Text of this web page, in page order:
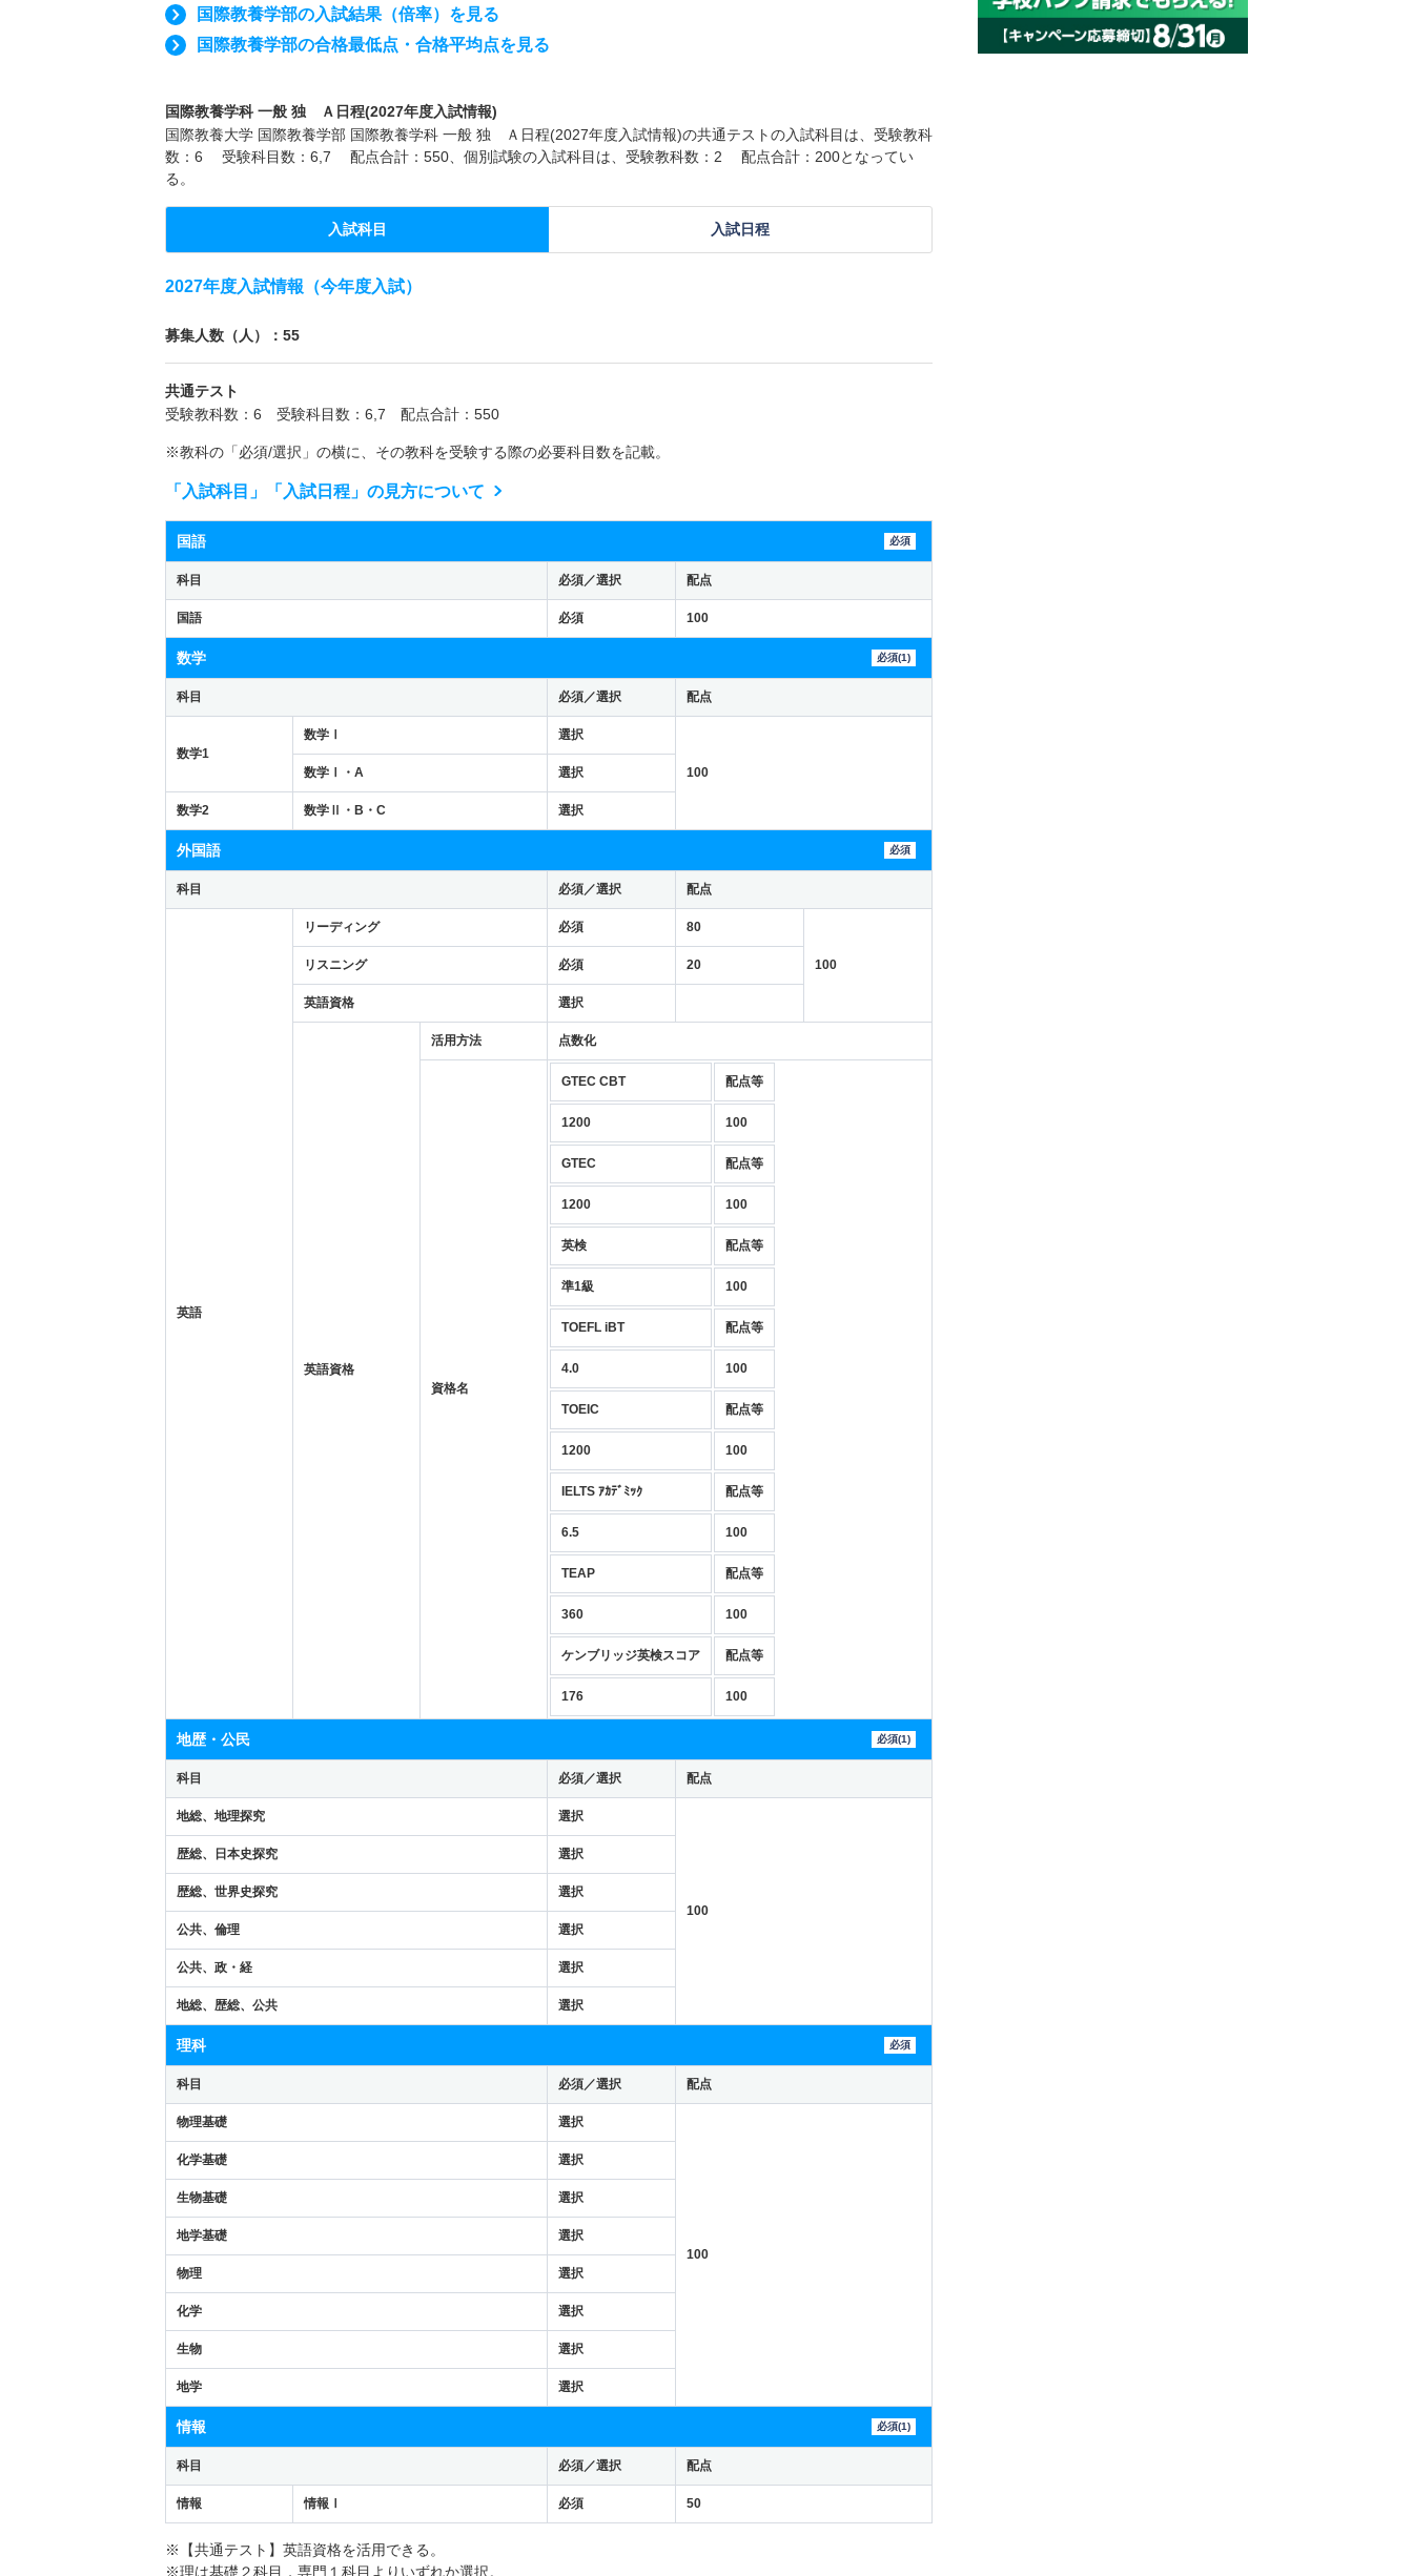
国際教養学部の入試結果（倍率）を見る
国際教養学部の合格最低点・合格平均点を見る
国際教養学科 一般 独 Ａ日程(2027年度入試情報)
国際教養大学 国際教養学部 国際教養学科 一般 独 Ａ日程(2027年度入試情報)の共通テストの入試科目は、受験教科
数：6 受験科目数：6,7 配点合計：550、個別試験の入試科目は、受験教科数：2 配点合計：200となってい
る。
入試科目 入試日程
2027年度入試情報（今年度入試）
募集人数（人）：55
共通テスト
受験教科数：6 受験科目数：6,7 配点合計：550
※教科の「必須/選択」の横に、その教科を受験する際の必要科目数を記載。
「入試科目」「入試日程」の見方について
国語 必須
科目 必須／選択 配点
国語 必須 100
数学 必須(1)
科目 必須／選択 配点
数学1
数学Ⅰ 選択
100
数学Ⅰ・A 選択
数学2 数学Ⅱ・B・C 選択
外国語 必須
科目 必須／選択 配点
英語
リーディング 必須 80
100
リスニング 必須 20
英語資格 選択
英語資格
活用方法 点数化
資格名
GTEC CBT 配点等
1200 100
GTEC 配点等
1200 100
英検 配点等
準1級 100
TOEFL iBT 配点等
4.0 100
TOEIC 配点等
1200 100
IELTS ｱｶﾃﾞﾐｯｸ 配点等
6.5 100
TEAP 配点等
360 100
ケンブリッジ英検スコア 配点等
176 100
地歴・公民 必須(1)
科目 必須／選択 配点
地総、地理探究 選択
100
歴総、日本史探究 選択
歴総、世界史探究 選択
公共、倫理 選択
公共、政・経 選択
地総、歴総、公共 選択
理科 必須
科目 必須／選択 配点
物理基礎 選択
100
化学基礎 選択
生物基礎 選択
地学基礎 選択
物理 選択
化学 選択
生物 選択
地学 選択
情報 必須(1)
科目 必須／選択 配点
情報 情報Ⅰ 必須 50
※【共通テスト】英語資格を活用できる。
※理は基礎２科目，専門１科目よりいずれか選択。